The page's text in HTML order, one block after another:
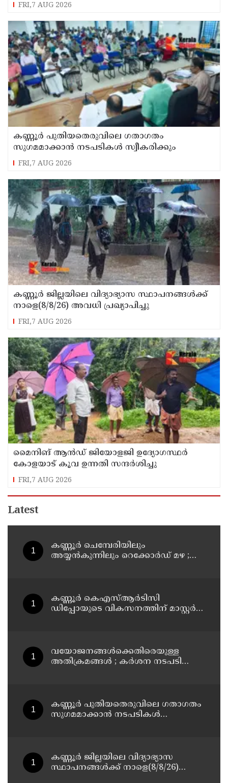
FRI,7 AUG 2026
കണ്ണൂർ പുതിയതെരുവിലെ ഗതാഗതം
സുഗമമാക്കാന്‍ നടപടികള്‍ സ്വീകരിക്കും
FRI,7 AUG 2026
കണ്ണൂർ ജില്ലയിലെ വിദ്യാഭ്യാസ സ്ഥാപനങ്ങള്‍ക്ക്
നാളെ(8/8/26) അവധി പ്രഖ്യാപിച്ചു
FRI,7 AUG 2026
മൈനിങ് ആൻഡ്​ ജിയോളജി ഉദ്യോഗസ്ഥർ
കോളയാട് കൂവ ഉന്നതി സന്ദർശിച്ചു
FRI,7 AUG 2026
Latest
കണ്ണൂർ ചെമ്പേരിയിലും
അയ്യൻകുന്നിലും റെക്കോർഡ് മഴ ;
കണ്ണൂർ കെഎസ്ആർടിസി
ഡിപ്പോയുടെ വികസനത്തിന് മാസ്റ്റർ
വയോജനങ്ങൾക്കെതിരെയുള്ള
അതിക്രമങ്ങൾ ; കർശന നടപടി
കണ്ണൂർ പുതിയതെരുവിലെ ഗതാഗതം
സുഗമമാക്കാന്‍ നടപടികള്‍
കണ്ണൂർ ജില്ലയിലെ വിദ്യാഭ്യാസ
സ്ഥാപനങ്ങള്‍ക്ക് നാളെ(8/8/26)